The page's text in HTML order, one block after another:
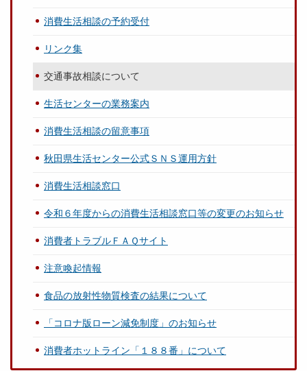
消費生活相談の予約受付
リンク集
交通事故相談について
生活センターの業務案内
消費生活相談の留意事項
秋田県生活センター公式ＳＮＳ運用方針
消費生活相談窓口
令和６年度からの消費生活相談窓口等の変更のお知らせ
消費者トラブルＦＡＱサイト
注意喚起情報
食品の放射性物質検査の結果について
「コロナ版ローン減免制度」のお知らせ
消費者ホットライン「１８８番」について